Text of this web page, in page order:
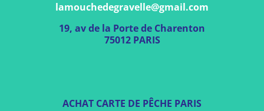
lamouchedegravelle@gmail.com
19, av de la Porte de Charenton
75012 PARIS
ACHAT CARTE DE PÊCHE PARIS